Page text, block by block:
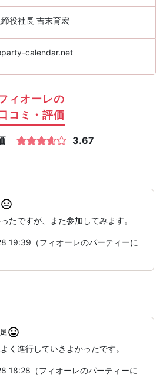
役社長 吉末育宏
calendar.net
ィオーレの
コミ・評価
3.67
たですが、また参加してみます。
19:39（フィオーレのパーティーに
く進行していきよかったです。
18:28（フィオーレのパーティーに